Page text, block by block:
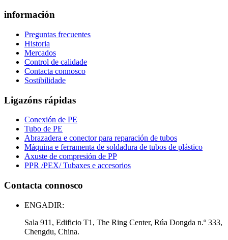
información
Preguntas frecuentes
Historia
Mercados
Control de calidade
Contacta connosco
Sostibilidade
Ligazóns rápidas
Conexión de PE
Tubo de PE
Abrazadera e conector para reparación de tubos
Máquina e ferramenta de soldadura de tubos de plástico
Axuste de compresión de PP
PPR /PEX/ Tubaxes e accesorios
Contacta connosco
ENGADIR:
Sala 911, Edificio T1, The Ring Center, Rúa Dongda n.º 333,
Chengdu, China.